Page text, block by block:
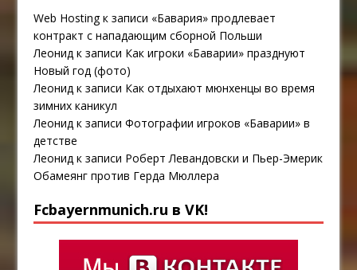
Web Hostingк записи «Бавария» продлевает
контракт с нападающим сборной Польши
Леонид к записи Как игроки «Баварии» празднуют
Новый год (фото)
Леонид к записи Как отдыхают мюнхенцы во время
зимних каникул
Леонид к записиФотографии игроков «Баварии» в
детстве
Леонид к записи Роберт Левандовски и Пьер-Эмерик
Обамеянг против Герда Мюллера
Fcbayernmunich.ru в VK!